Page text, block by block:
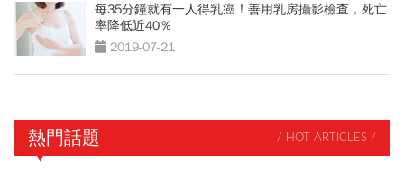
每35分鐘就有一人得乳癌！善用乳房攝影檢查，死亡
率降低近40％
2019-07-21
熱門話題 / HOT ARTICLES /